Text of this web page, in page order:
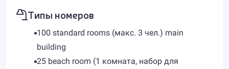
Типы номеров
100 standard rooms (макс. 3 чел.) main
building
25 beach room (1 комната, набор для